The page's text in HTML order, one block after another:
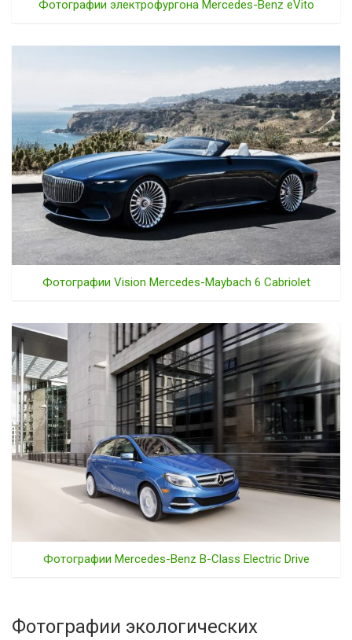
Фотографии электрофургона Mercedes-Benz eVito
Фотографии Vision Mercedes-Maybach 6 Cabriolet
Фотографии Mercedes-Benz B-Class Electric Drive
Фотографии экологических